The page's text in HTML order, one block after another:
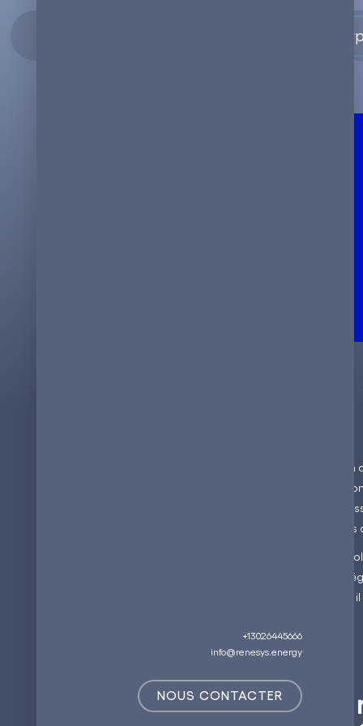
+13026445666
info@renesys.energy
NOUS CONTACTER
La France, en tant que
relâche à repousser les
l'énergie propre et la
durabilité des
L'accent mis sur les
électriques, l'agriculture
que modèle de durabilité,
Pourquoi la